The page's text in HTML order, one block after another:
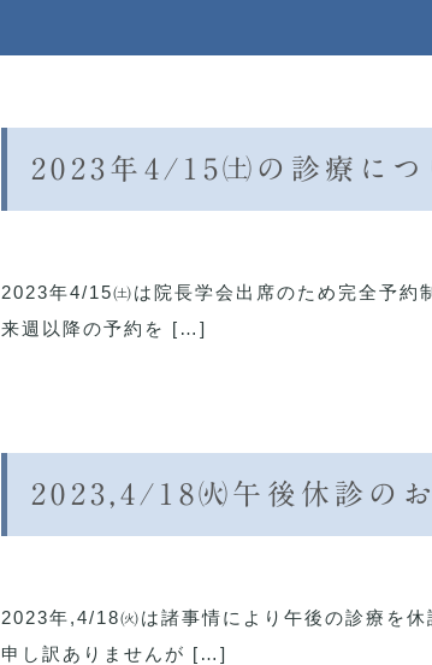
2023年4/15㈯の診療につ
2023年4/15㈯は院長学会出席のため完全予約
来週以降の予約を […]
2023,4/18㈫午後休診の
2023年,4/18㈫は諸事情により午後の診療を
申し訳ありませんが […]